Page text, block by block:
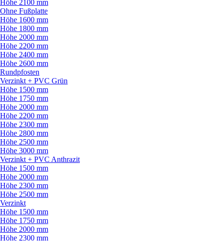
Höhe 2100 mm
Ohne Fußplatte
Höhe 1600 mm
Höhe 1800 mm
Höhe 2000 mm
Höhe 2200 mm
Höhe 2400 mm
Höhe 2600 mm
Rundpfosten
Verzinkt + PVC Grün
Höhe 1500 mm
Höhe 1750 mm
Höhe 2000 mm
Höhe 2200 mm
Höhe 2300 mm
Höhe 2800 mm
Höhe 2500 mm
Höhe 3000 mm
Verzinkt + PVC Anthrazit
Höhe 1500 mm
Höhe 2000 mm
Höhe 2300 mm
Höhe 2500 mm
Verzinkt
Höhe 1500 mm
Höhe 1750 mm
Höhe 2000 mm
Höhe 2300 mm